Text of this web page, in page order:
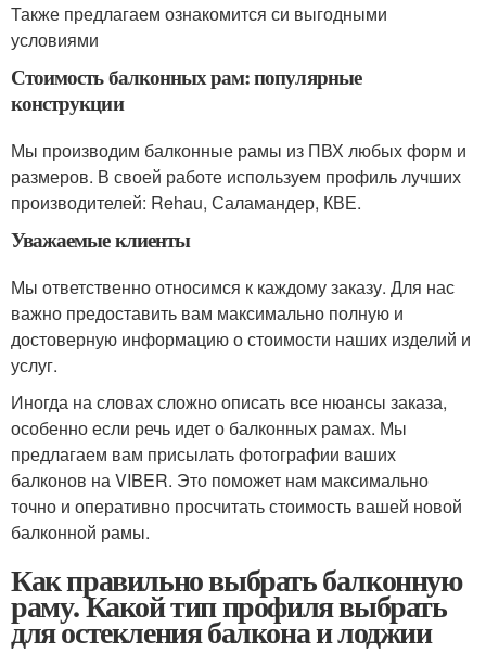
Также предлагаем ознакомится си выгодными
условиями
Стоимость балконных рам: популярные
конструкции
Мы производим балконные рамы из ПВХ любых форм и
размеров. В своей работе используем профиль лучших
производителей: Rehau, Саламандер, КВЕ.
Уважаемые клиенты
Мы ответственно относимся к каждому заказу. Для нас
важно предоставить вам максимально полную и
достоверную информацию о стоимости наших изделий и
услуг.
Иногда на словах сложно описать все нюансы заказа,
особенно если речь идет о балконных рамах. Мы
предлагаем вам присылать фотографии ваших
балконов на VIBER. Это поможет нам максимально
точно и оперативно просчитать стоимость вашей новой
балконной рамы.
Как правильно выбрать балконную
раму. Какой тип профиля выбрать
для остекления балкона и лоджии